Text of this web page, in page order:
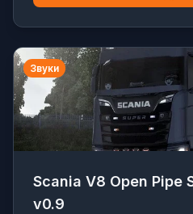
Звуки
Scania V8 Open Pipe
v0.9